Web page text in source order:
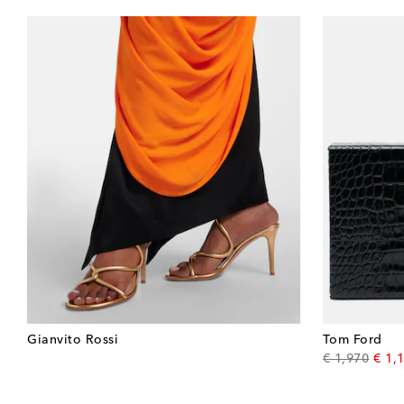
Gianvito Rossi
Tom Ford
€ 1,970 €